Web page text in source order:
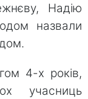
Надію
назвали
4-х років,
учасниць